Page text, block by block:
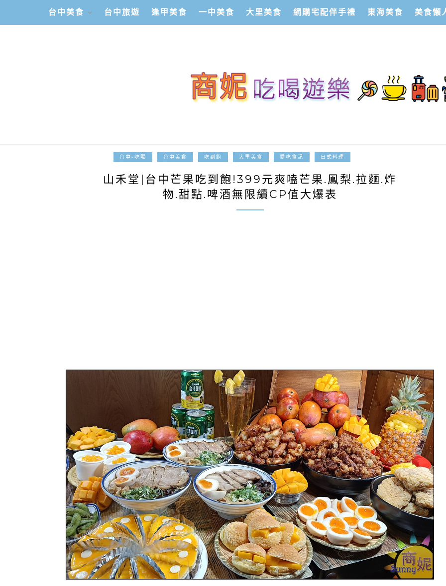
台中美食 台中旅遊 逢甲美食 一中美食 大里美食 網購宅配伴手禮 東海美食 美食懶
台中-吃喝 台中美食 吃到飽 大里美食 愛吃食記 日式料理
山禾堂|台中芒果吃到飽!399元爽嗑芒果.鳳梨.拉麵.炸
物.甜點.啤酒無限續CP值大爆表